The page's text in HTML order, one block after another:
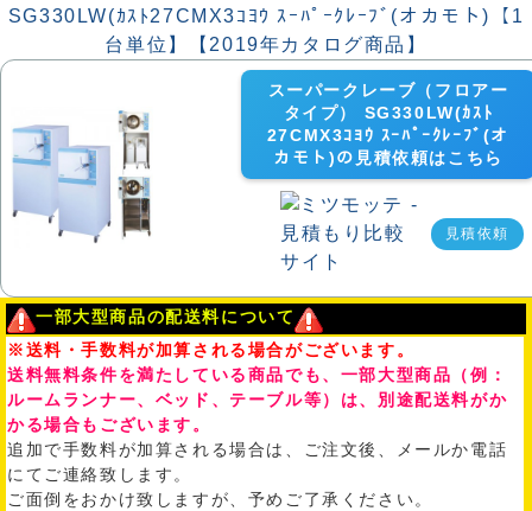
スーパークレーブ（フロアー
タイプ） SG330LW(ｶｽﾄ
27CMX3ｺﾖｳ ｽｰﾊﾟｰｸﾚｰﾌﾞ(オ
カモト)の見積依頼はこちら
見積依頼
一部大型商品の配送料について
※送料・手数料が加算される場合がございます。
送料無料条件を満たしている商品でも、一部大型商品（例：
ルームランナー、ベッド、テーブル等）は、別途配送料がか
かる場合もございます。
追加で手数料が加算される場合は、ご注文後、メールか電話
にてご連絡致します。
ご面倒をおかけ致しますが、予めご了承ください。